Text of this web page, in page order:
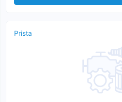
Prista